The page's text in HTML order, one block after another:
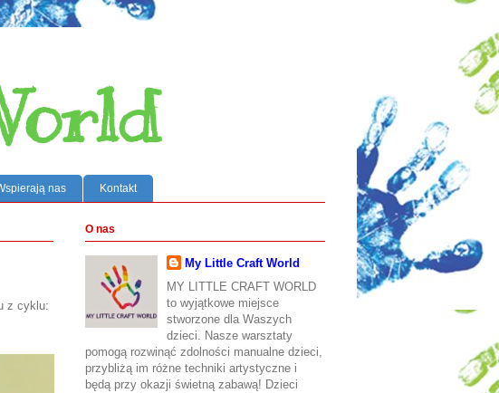
nas Kontakt
z cyklu:
O nas
My Little Craft World
MY LITTLE CRAFT WORLD
to wyjątkowe miejsce
stworzone dla Waszych
dzieci. Nasze warsztaty
pomogą rozwinąć zdolności manualne dzieci,
przybliżą im różne techniki artystyczne i
będą przy okazji świetną zabawą! Dzieci